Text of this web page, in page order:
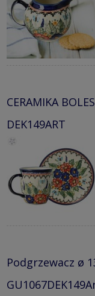
CERAMIKA
DEK149ART
Podgrzewacz ø